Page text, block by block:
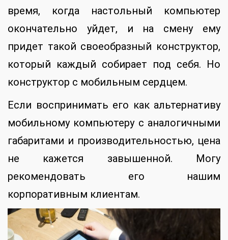
время, когда настольный компьютер
окончательно уйдет, и на смену ему
придет такой своеобразный конструктор,
который каждый собирает под себя. Но
конструктор с мобильным сердцем.
Если воспринимать его как альтернативу
мобильному компьютеру с аналогичными
габаритами и производительностью, цена
не кажется завышенной. Могу
рекомендовать его нашим
корпоративным клиентам.